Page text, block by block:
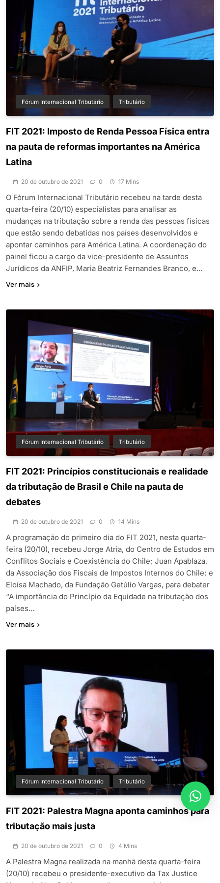
Fórum Internacional Tributário Tributário
FIT 2021: Imposto de Renda Pessoa Física entra
na pauta de reformas importantes na América
Latina
20 de outubro de 2021 0 17 Mins
O Fórum Internacional Tributário recebeu na tarde desta
quarta-feira (20/10) especialistas para analisar as
mudanças na tributação sobre a renda das pessoas físicas
que estão sendo debatidas nos países desenvolvidos e
apontar caminhos para América Latina. A coordenação do
painel ficou a cargo da vice-presidente de Assuntos
Jurídicos da ANFIP, Maria Beatriz Fernandes Branco, e…
Ver mais
Fórum Internacional Tributário Tributário
FIT 2021: Princípios constitucionais e realidade
da tributação de Brasil e Chile na pauta de
debates
20 de outubro de 2021 0 14 Mins
A programação do primeiro dia do FIT 2021, nesta quarta-
feira (20/10), recebeu Jorge Atria, do Centro de Estudos em
Conflitos Sociais e Coexistência do Chile; Juan Apablaza,
da Associação dos Fiscais de Impostos Internos do Chile; e
Eloísa Machado, da Fundação Getúlio Vargas, para debater
“A importância do Princípio da Equidade na tributação dos
países…
Ver mais
Fórum Internacional Tributário Tributário
FIT 2021: Palestra Magna aponta caminhos para
tributação mais justa
20 de outubro de 2021 0 4 Mins
A Palestra Magna realizada na manhã desta quarta-feira
(20/10) recebeu o presidente-executivo da Tax Justice